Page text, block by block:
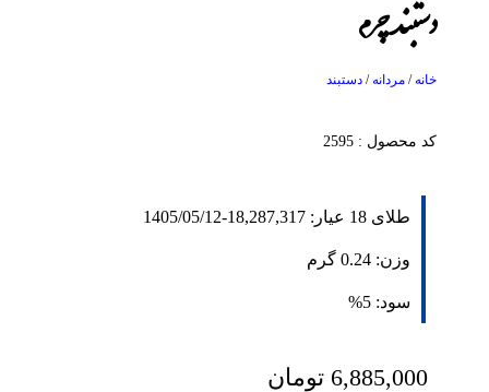
دستبند چرم
خانه/ مردانه/ دستبند
کد محصول : 2595
طلای 18 عیار: 18,287,317
-
1405/05/12
وزن: 0.24 گرم
سود: 5%
6,885,000 تومان